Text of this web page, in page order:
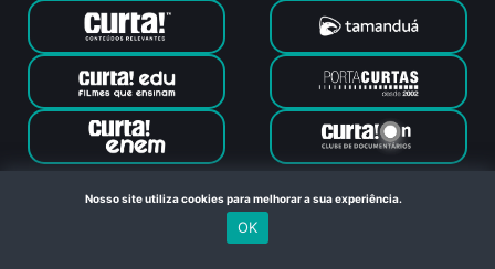
Canal Curta © 2024. Todos os direitos reservados. Feito com
no Rio de Janeiro
Nosso site utiliza cookies para melhorar a sua experiência.
OK